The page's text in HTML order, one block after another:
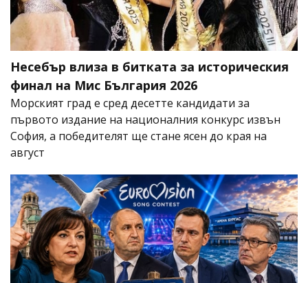
Несебър влиза в битката за историческия
финал на Мис България 2026
Морският град е сред десетте кандидати за
първото издание на националния конкурс извън
София, а победителят ще стане ясен до края на
август